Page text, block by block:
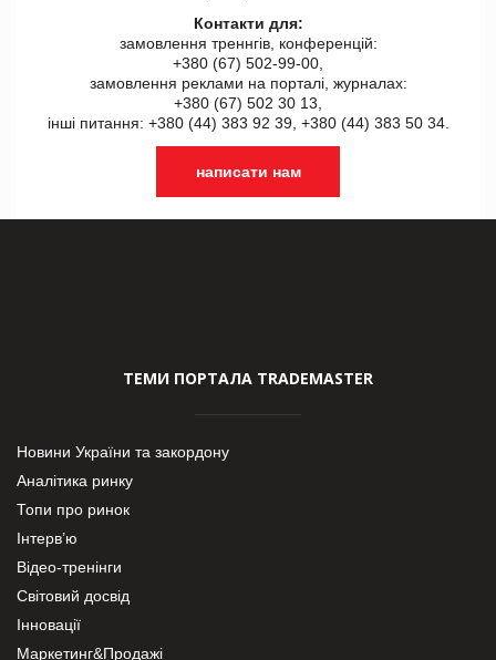
Контакти для:
замовлення треннгів, конференцій:
+380 (67) 502-99-00,
замовлення реклами на порталі, журналах:
+380 (67) 502 30 13,
інші питання: +380 (44) 383 92 39, +380 (44) 383 50 34.
написати нам
ТЕМИ ПОРТАЛА TRADEMASTER
Новини України та закордону
Аналітика ринку
Топи про ринок
Інтерв’ю
Відео-тренінги
Світовий досвід
Інновації
Маркетинг&Продажі